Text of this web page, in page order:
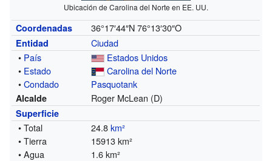
Ubicación de Carolina del Norte en EE. UU.
Coordenadas 36°17′44″N 76°13′30″O
Entidad
Ciudad
• País
Estados Unidos
• Estado
Carolina del Norte
•Condado Pasquotank
Alcalde Roger McLean (D)
Superficie
• Total 24.8km²
• Tierra
15913 km²
• Agua
1.6 km²